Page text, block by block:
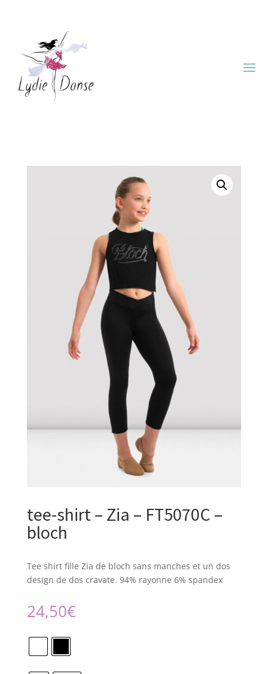
tee-shirt – Zia – FT5070C –
bloch
Tee shirt fille Zia de bloch sans manches et un dos
design de dos cravate. 94% rayonne 6% spandex
24,50€